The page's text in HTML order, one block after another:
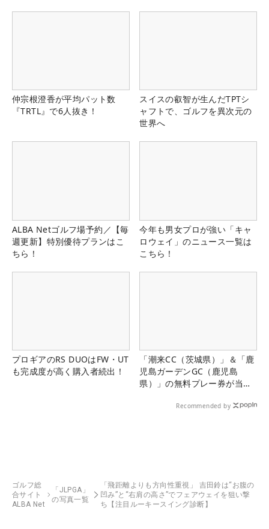
仲宗根澄香が平均パット数
『TRTL』で6人抜き！
スイスの叡智が生んだTPTシ
ャフトで、ゴルフを異次元の
世界へ
ALBA Netゴルフ場予約／【毎
週更新】特別優待プランはこ
ちら！
今年も男女プロが強い「キャ
ロウェイ」のニュース一覧は
こちら！
プロギアのRS DUOはFW・UT
も完成度が高く購入者続出！
「潮来CC（茨城県）」＆「鹿
児島ガーデンGC（鹿児島
県）」の無料プレー券が当た
Recommended by
ゴルフ総
合サイト
ALBA Net
「JLPGA」
の写真一覧
「飛距離よりも方向性重視」 吉田鈴は“お腹の
凹み”と“右肩の高さ”でフェアウェイを狙い撃
ち【注目ルーキースイング診断】